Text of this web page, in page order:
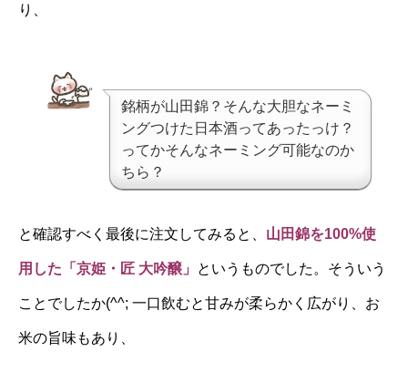
り、
銘柄が山田錦？そんな大胆なネーミ
ングつけた日本酒ってあったっけ？
ってかそんなネーミング可能なのか
ちら？
と確認すべく最後に注文してみると、 山田錦を100%使
用した「京姫・匠 大吟醸」 というものでした。そういう
ことでしたか(^^; 一口飲むと甘みが柔らかく広がり、お
米の旨味もあり、